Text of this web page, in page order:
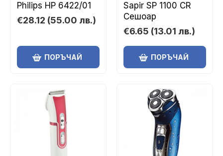
Philips HP 6422/01
€28.12 (55.00 лв.)
ПОРЪЧАЙ
Sapir SP 1100 CR
Сешоар
€6.65 (13.01 лв.)
ПОРЪЧАЙ